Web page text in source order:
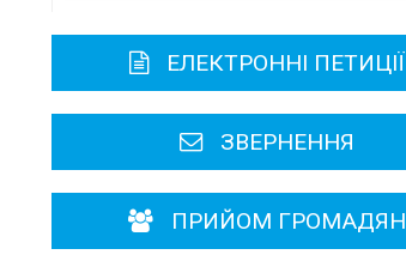
Карта області
Районні, міські ради
ЕЛЕКТРОННІ ПЕТИЦІЇ
ЗВЕРНЕННЯ
ПРИЙОМ ГРОМАДЯН